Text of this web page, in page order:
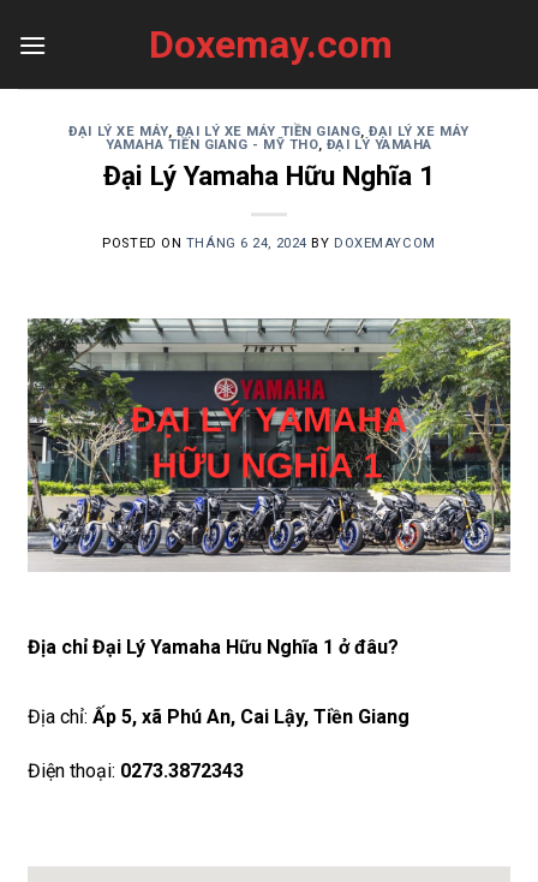
Doxemay.com
ĐẠI LÝ XE MÁY, ĐẠI LÝ XE MÁY TIỀN GIANG,ĐẠI LÝ XE MÁY
YAMAHA TIỀN GIANG - MỸ THO, ĐẠI LÝ YAMAHA
Đại Lý Yamaha Hữu Nghĩa 1
POSTED ON THÁNG 6 24, 2024 BY DOXEMAYCOM
Địa chỉ Đại Lý Yamaha Hữu Nghĩa 1 ở đâu?
Địa chỉ: Ấp 5, xã Phú An, Cai Lậy, Tiền Giang
Điện thoại: 0273.3872343